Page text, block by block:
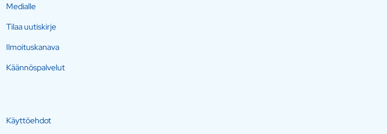
Medialle
Tilaa uutiskirje
Ilmoituskanava
Käännöspalvelut
Käyttöehdot